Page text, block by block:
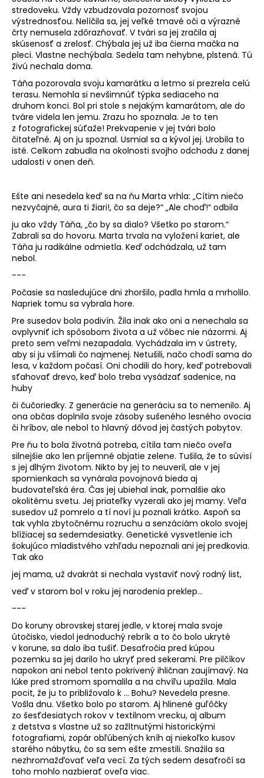
stredoveku. Vždy vzbudzovala pozornosť svojou
výstrednosťou. Nelíčila sa, jej veľké tmavé oči a výrazné
črty nemusela zdôrazňovať. V tvári sa jej zračila aj
skúsenosť a zrelosť. Chýbala jej už iba čierna mačka na
pleci. Vlastne nechýbala. Sedela tam nehybne, plstená. Tú
živú nechala doma.
Táňa pozorovala svoju kamarátku a letmo si prezrela celú
terasu. Nemohla si nevšimnúť týpka sediaceho na
druhom konci. Bol pri stole s nejakým kamarátom, ale do
tváre videla len jemu. Zrazu ho spoznala. Je to ten
z fotografickej súťaže! Prekvapenie v jej tvári bolo
čitateľné. Aj on ju spoznal. Usmial sa a kývol jej. Urobila to
isté. Celkom zabudla na okolnosti svojho odchodu z danej
udalosti v onen deň.
Ešte ani nesedela keď sa na ňu Marta vrhla: „Cítim niečo
nezvyčajné, aura ti žiari!, čo sa deje?“ „Ale choď!“ odbila
ju ako vždy Táňa, „čo by sa dialo? Všetko po starom.“
Zabrali sa do hovoru. Marta trvala na vyložení kariet, ale
Táňa ju radikálne odmietla. Keď odchádzala, už tam
nebol.
---
Počasie sa nasledujúce dni zhoršilo, padla hmla a mrholilo.
Napriek tomu sa vybrala hore.
Pre susedov bola podivín. Žila inak ako oni a nenechala sa
ovplyvniť ich spôsobom života a už vôbec nie názormi. Aj
preto sem veľmi nezapadala. Vychádzala im v ústrety,
aby si ju všímali čo najmenej. Netušili, načo chodí sama do
lesa, v každom počasí. Oni chodili do hory, keď potrebovali
sťahovať drevo, keď bolo treba vysádzať sadenice, na
huby
či čučoriedky. Z generácie na generáciu sa to nemenilo. Aj
ona občas doplnila svoje zásoby sušeného lesného ovocia
či hríbov, ale nebol to hlavný dôvod jej častých pobytov.
Pre ňu to bola životná potreba, cítila tam niečo oveľa
silnejšie ako len príjemné objatie zelene. Tušila, že to súvisí
s jej dlhým životom. Nikto by jej to neuveril, ale v jej
spomienkach sa vynárala povojnová bieda aj
budovateľská éra. Čas jej ubiehal inak, pomalšie ako
okolitému svetu. Jej priateľky vyzerali ako jej mamy. Veľa
susedov už pomrelo a tí noví ju poznali krátko. Aspoň sa
tak vyhla zbytočnému rozruchu a senzáciám okolo svojej
blížiacej sa sedemdesiatky. Genetické vysvetlenie ich
šokujúco mladistvého vzhľadu nepoznali ani jej predkovia.
Tak ako
jej mama, už dvakrát si nechala vystaviť nový rodný list,
veď v starom bol v roku jej narodenia preklep...
---
Do koruny obrovskej starej jedle, v ktorej mala svoje
útočisko, viedol jednoduchý rebrík a to čo bolo ukryté
v korune, sa dalo iba tušiť. Desaťročia pred kúpou
pozemku sa jej darilo ho ukryť pred sekerami. Pre pilčíkov
napokon ani nebol tento pokrivený ihličnan zaujímavý. Na
lúke pred stromom spomalila a na chvíľu upažila. Mala
pocit, že ju to približovalo k ... Bohu? Nevedela presne.
Vošla dnu. Všetko bolo po starom. Aj hlinené guľôčky
zo šesťdesiatych rokov v textilnom vrecku, aj album
z detstva s vlastne už so zažltnutými historickými
fotografiami, zopár obľúbených kníh aj niekoľko kusov
starého nábytku, čo sa sem ešte zmestili. Snažila sa
nezhromažďovať veľa vecí. Za tých sedem desaťročí sa
toho mohlo nazbierať oveľa viac.